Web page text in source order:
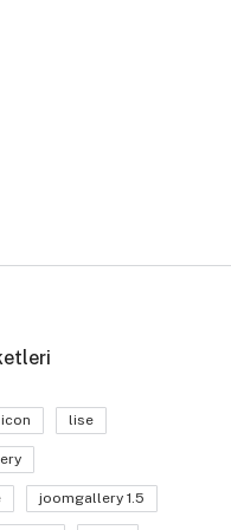
icon lise
joomgallery 1.5